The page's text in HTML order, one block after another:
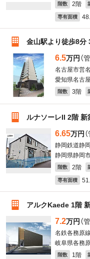
階数 2階
専有面積
金山駅より徒歩8分
6.5万円 （
名古屋市営
愛知県名古
階数 3階
ルナソーレII 2階 新
6.65万円
静岡鉄道静
静岡県静岡
階数 2階
専有面積
アルクKaede 1階
7.2万円 （
名鉄各務原
岐阜県各務
階数 1階